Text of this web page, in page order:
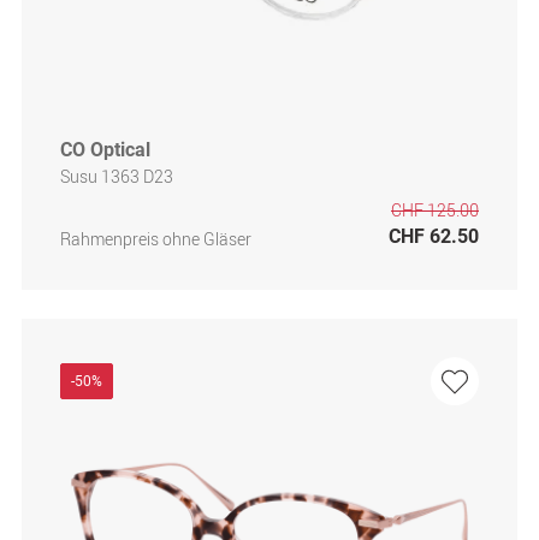
CO Optical
Susu 1363 D23
Rahmenpreis ohne Gläser
CHF 125.00
CHF 62.50
-50%